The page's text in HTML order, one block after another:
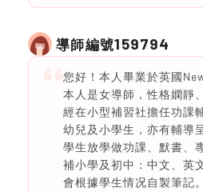
導師編號159794
您好！本人畢業於英國
本人是女導師，性格嫻靜
經在小型補習社擔任功課
幼兒及小學生，亦有輔導
學生放學做功課、默書、
補小學及初中：中文、英
會根據學生情况自製筆記